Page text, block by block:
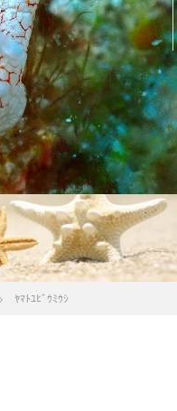
ﾔﾏﾄﾕﾋﾞｳﾐｳｼ